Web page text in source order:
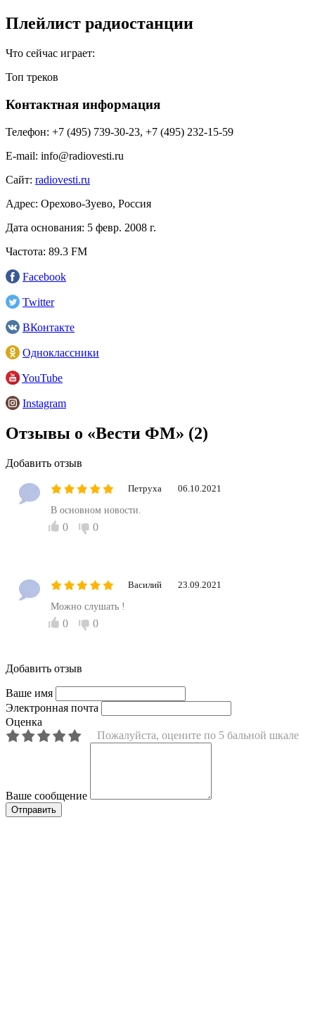
Плейлист радиостанции
Что сейчас играет:
Топ треков
Контактная информация
Телефон: +7 (495) 739-30-23, +7 (495) 232-15-59
E-mail: info@radiovesti.ru
Сайт: radiovesti.ru
Адрес: Орехово-Зуево, Россия
Дата основания: 5 февр. 2008 г.
Частота: 89.3 FM
Facebook
Twitter
ВКонтакте
Одноклассники
YouTube
Instagram
Отзывы о «Вести ФМ» (2)
Добавить отзыв
Петруха 06.10.2021
В основном новости.
0 0
Василий 23.09.2021
Можно слушать !
0 0
Добавить отзыв
Ваше имя
Электронная почта
Оценка
Пожалуйста, оцените по 5 бальной шкале
Ваше сообщение